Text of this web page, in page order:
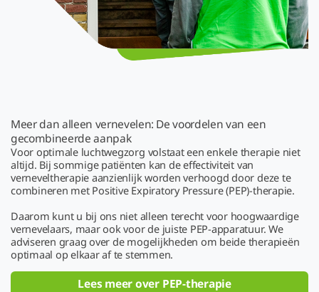
Meer dan alleen vernevelen: De voordelen van een
gecombineerde aanpak
Voor optimale luchtwegzorg volstaat een enkele therapie niet
altijd. Bij sommige patiënten kan de effectiviteit van
verneveltherapie aanzienlijk worden verhoogd door deze te
combineren met Positive Expiratory Pressure (PEP)-therapie.
Daarom kunt u bij ons niet alleen terecht voor hoogwaardige
vernevelaars, maar ook voor de juiste PEP-apparatuur. We
adviseren graag over de mogelijkheden om beide therapieën
optimaal op elkaar af te stemmen.
Lees meer over PEP-therapie